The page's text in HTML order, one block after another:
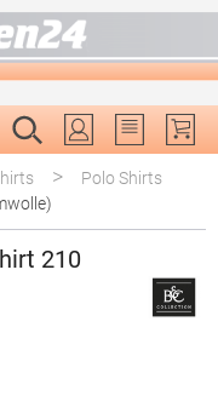
Du hast 0
> Polo Shirts
210